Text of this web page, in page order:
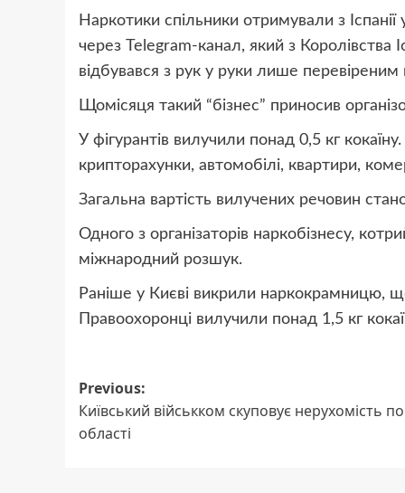
Наркотики спільники отримували з
через Telegram-канал, який з Королівства
відбувався з рук у руки лише перевіреним
Щомісяця такий “бізнес” приносив
У фігурантів вилучили понад 0,5 кг
крипторахунки, автомобілі, квартири,
Загальна вартість вилучених речовин
Одного з організаторів наркобізнесу,
міжнародний розшук.
Раніше у Києві викрили наркокрамницю,
Правоохоронці вилучили понад 1,5 кг
Post
navigation
Previous:
Київський військком скуповує нерухомість по
області